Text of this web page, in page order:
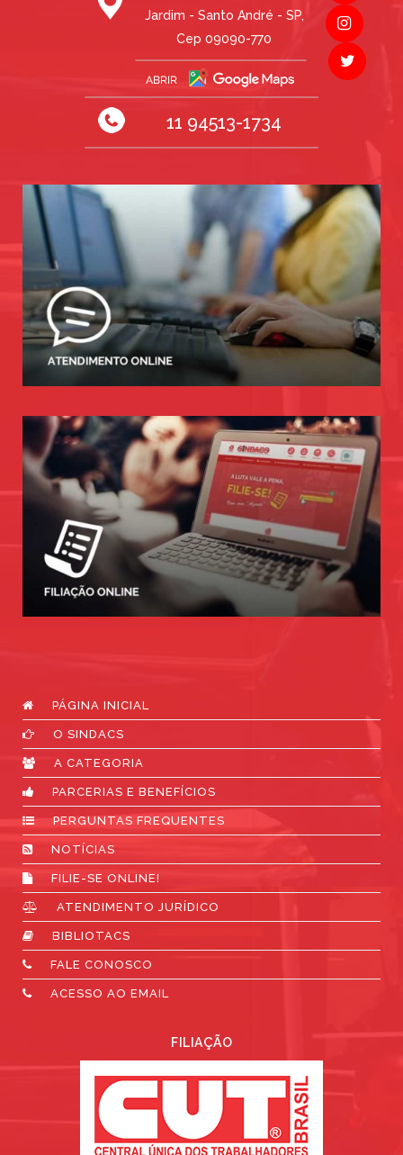
Jardim - Santo André - SP,
Cep 09090-770
11 94513-1734
PÁGINA INICIAL
O SINDACS
A CATEGORIA
PARCERIAS E BENEFÍCIOS
PERGUNTAS FREQUENTES
NOTÍCIAS
FILIE-SE ONLINE!
ATENDIMENTO JURÍDICO
BIBLIOTACS
FALE CONOSCO
ACESSO AO EMAIL
FILIAÇÃO